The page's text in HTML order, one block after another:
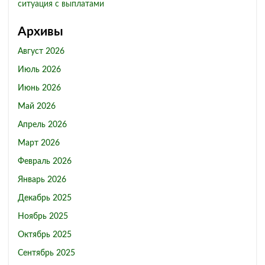
ситуация с выплатами
Архивы
Август 2026
Июль 2026
Июнь 2026
Май 2026
Апрель 2026
Март 2026
Февраль 2026
Январь 2026
Декабрь 2025
Ноябрь 2025
Октябрь 2025
Сентябрь 2025